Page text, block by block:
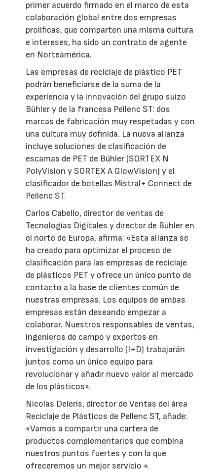
primer acuerdo firmado en el marco de esta
colaboración global entre dos empresas
prolíficas, que comparten una misma cultura
e intereses, ha sido un contrato de agente
en Norteamérica.
Las empresas de reciclaje de plástico PET
podrán beneficiarse de la suma de la
experiencia y la innovación del grupo suizo
Bühler y de la francesa Pellenc ST: dos
marcas de fabricación muy respetadas y con
una cultura muy definida. La nueva alianza
incluye soluciones de clasificación de
escamas de PET de Bühler (SORTEX N
PolyVision y SORTEX A GlowVision) y el
clasificador de botellas Mistral+ Connect de
Pellenc ST.
Carlos Cabello, director de ventas de
Tecnologías Digitales y director de Bühler en
el norte de Europa, afirma: «Esta alianza se
ha creado para optimizar el proceso de
clasificación para las empresas de reciclaje
de plásticos PET y ofrece un único punto de
contacto a la base de clientes común de
nuestras empresas. Los equipos de ambas
empresas están deseando empezar a
colaborar. Nuestros responsables de ventas,
ingenieros de campo y expertos en
investigación y desarrollo (I+D) trabajarán
juntos como un único equipo para
revolucionar y añadir nuevo valor al mercado
de los plásticos».
Nicolas Deleris, director de Ventas del área
Reciclaje de Plásticos de Pellenc ST, añade:
«Vamos a compartir una cartera de
productos complementarios que combina
nuestros puntos fuertes y con la que
ofreceremos un mejor servicio ».